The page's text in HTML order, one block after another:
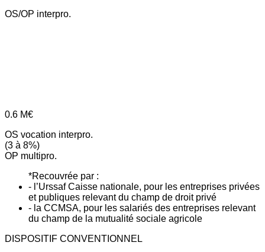
OS/OP interpro.
0.6 M€
OS vocation interpro.
(3 à 8%)
OP multipro.
*Recouvrée par :
- l’Urssaf Caisse nationale, pour les entreprises privées
et publiques relevant du champ de droit privé
- la CCMSA, pour les salariés des entreprises relevant
du champ de la mutualité sociale agricole
DISPOSITIF CONVENTIONNEL